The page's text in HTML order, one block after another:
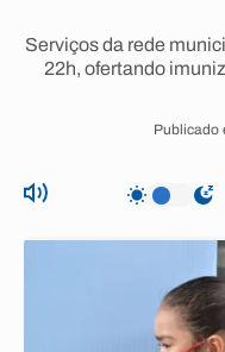
Serviços da rede
22h, ofertando
Publicado